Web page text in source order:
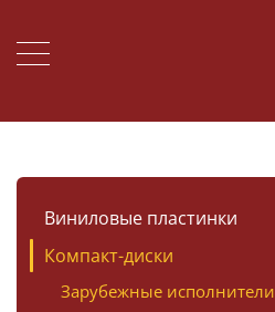
Виниловые пластинки
Компакт-диски
Зарубежные исполнители